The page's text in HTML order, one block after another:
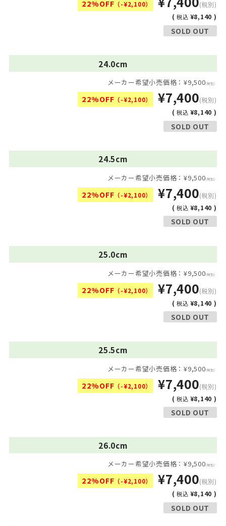
22%OFF （-¥2,100） (税別)
(税込 ¥8,140 )
SOLD OUT
24.0cm
メーカー希望小売価格：¥9,500(税別)
22%OFF （-¥2,100） ¥7,400(税別)
(税込 ¥8,140 )
SOLD OUT
24.5cm
メーカー希望小売価格：¥9,500(税別)
22%OFF （-¥2,100） ¥7,400(税別)
(税込 ¥8,140 )
SOLD OUT
25.0cm
メーカー希望小売価格：¥9,500(税別)
22%OFF （-¥2,100） ¥7,400(税別)
(税込 ¥8,140 )
SOLD OUT
25.5cm
メーカー希望小売価格：¥9,500(税別)
22%OFF （-¥2,100） ¥7,400(税別)
(税込 ¥8,140 )
SOLD OUT
26.0cm
メーカー希望小売価格：¥9,500(税別)
22%OFF （-¥2,100） ¥7,400(税別)
(税込 ¥8,140 )
SOLD OUT